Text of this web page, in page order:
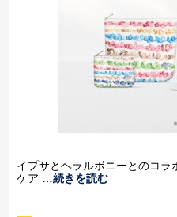
イプサとヘラルボニーとのコ
ケア …続きを読む